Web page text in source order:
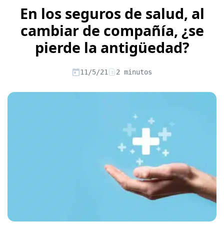
Artículos sobre Otros Seguros
Artículos sobre Seguros de Auto
Artículos sobre Seguros de Hogar
Artículos sobre Seguros de SaludContenido extra
Artículos sobre Convenios Colectivos
Artículos sobre Educación Financiera
Artículos sobre Seguros de Vida Hipoteca
Artículos sobre Seguros de Decesos
En los seguros de salud, al
cambiar de compañía, ¿se
pierde la antigüedad?
11/5/21 2 minutos